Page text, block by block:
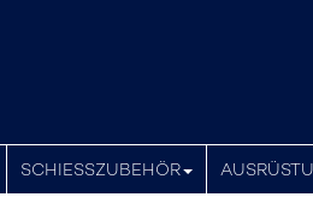
SCHIESSZUBEHÖR